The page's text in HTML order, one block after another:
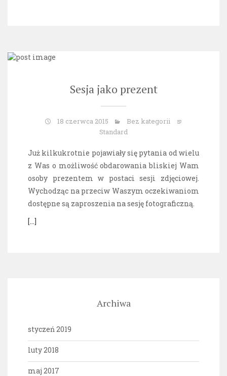
Sesja jako prezent
18 czerwca 2015
Bez kategorii
Standard
Już kilkukrotnie pojawiały się pytania od wielu
z Was o możliwość obdarowania bliskiej Wam
osoby prezentem w postaci sesji zdjęciowej.
Wychodząc na przeciw Waszym oczekiwaniom
dostępne są zaproszenia na sesję fotograficzną.
[…]
Archiwa
styczeń 2019
luty 2018
maj 2017